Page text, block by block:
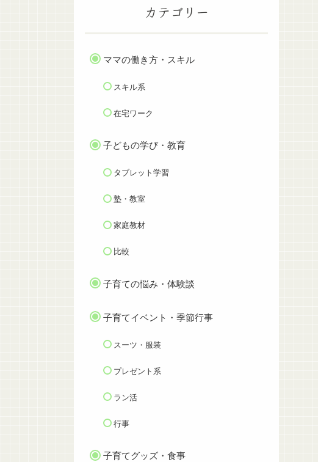
カテゴリー
ママの働き方・スキル
スキル系
在宅ワーク
子どもの学び・教育
タブレット学習
塾・教室
家庭教材
比較
子育ての悩み・体験談
子育てイベント・季節行事
スーツ・服装
プレゼント系
ラン活
行事
子育てグッズ・食事